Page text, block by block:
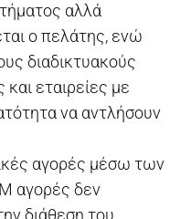
αλλά
ο πελάτης, ενώ
διαδικτυακούς
εταιρείες με
να αντλήσουν
αγορές μέσω των
αγορές δεν